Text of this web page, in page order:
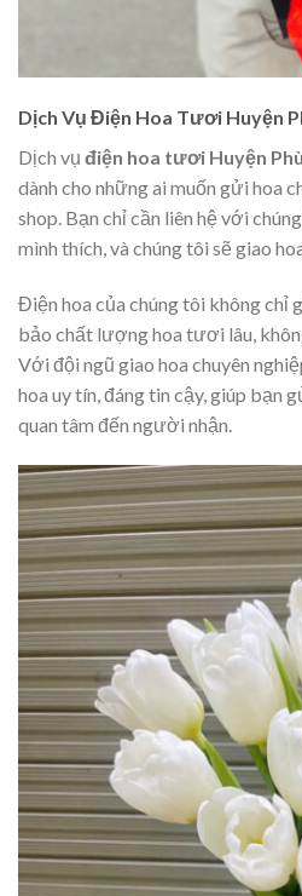
Dịch Vụ Điện Hoa Tươi Huyện
Dịch vụ điện hoa tươi Huyện
dành cho những ai muốn gửi hoa
shop. Bạn chỉ cần liên hệ với
mình thích, và chúng tôi sẽ giao
Điện hoa của chúng tôi không chỉ
bảo chất lượng hoa tươi lâu,
Với đội ngũ giao hoa chuyên
hoa uy tín, đáng tin cậy, giúp bạn
quan tâm đến người nhận.